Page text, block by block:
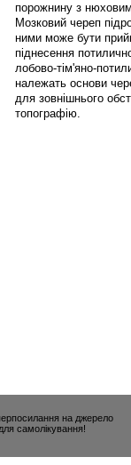
порожнину з
Мозковий череп
ними може бути
піднесення
лобово-тім'яно-
належать основи
для зовнішнього
топографію.
на джерело
самолікування!